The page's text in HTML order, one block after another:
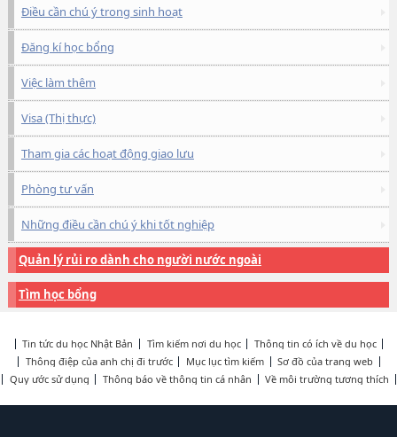
Điều cần chú ý trong sinh hoạt
Đăng kí học bổng
Việc làm thêm
Visa (Thị thực)
Tham gia các hoạt động giao lưu
Phòng tư vấn
Những điều cần chú ý khi tốt nghiệp
Quản lý rủi ro dành cho người nước ngoài
Tìm học bổng
Tin tức du học Nhật Bản Tìm kiếm nơi du học
Thông tin có ích về du học
Thông điệp của anh chị đi trước
Mục lục tìm kiếm
Sơ đồ của trang web
Quy ước sử dụng
Thông báo về thông tin cá nhân Về môi trường tương thích